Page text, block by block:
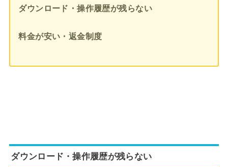
ダウンロード・操作履歴が残らない
料金が安い・返金制度
ダウンロード・操作履歴が残らない